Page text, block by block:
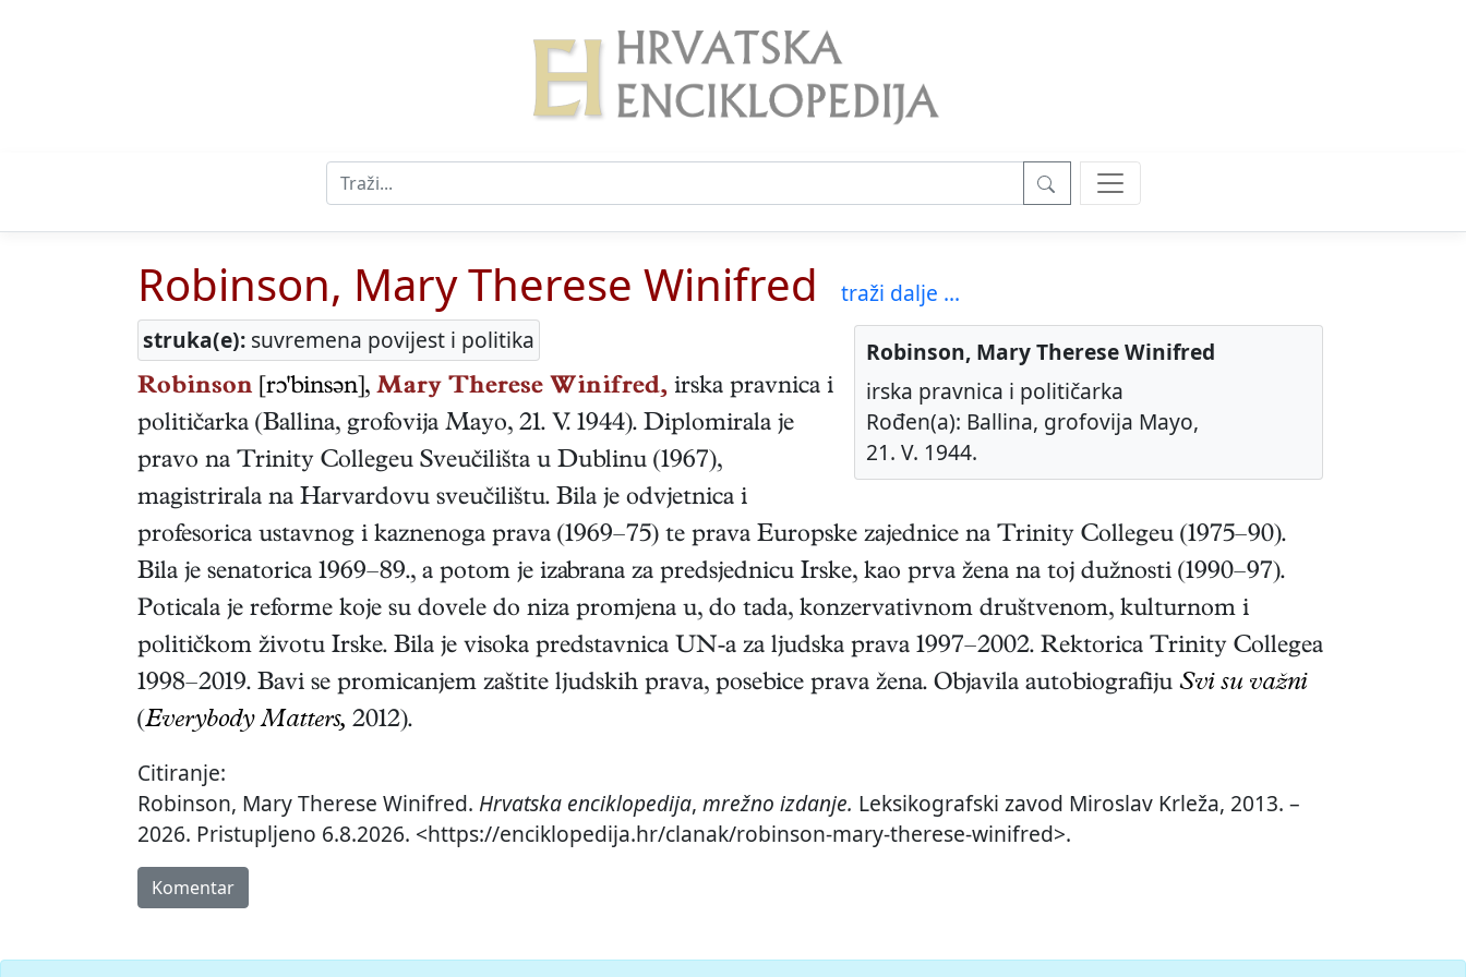
Robinson, Mary Therese Winifred
traži dalje ...
struka(e): suvremena povijest i politika
Robinson, Mary Therese Winifred
irska pravnica i političarka
Rođen(a): Ballina, grofovija Mayo,
21. V. 1944.
Robinson [rɔ'binsən], Mary Therese Winifred, irska pravnica i
političarka (Ballina, grofovija Mayo, 21. V. 1944). Diplomirala je
pravo na Trinity Collegeu Sveučilišta u Dublinu (1967),
magistrirala na Harvardovu sveučilištu. Bila je odvjetnica i
profesorica ustavnog i kaznenoga prava (1969–75) te prava Europske zajednice na Trinity Collegeu (1975–90).
Bila je senatorica 1969–89., a potom je izabrana za predsjednicu Irske, kao prva žena na toj dužnosti (1990–97).
Poticala je reforme koje su dovele do niza promjena u, do tada, konzervativnom društvenom, kulturnom i
političkom životu Irske. Bila je visoka predstavnica UN-a za ljudska prava 1997–2002. Rektorica Trinity Collegea
1998–2019. Bavi se promicanjem zaštite ljudskih prava, posebice prava žena. Objavila autobiografiju Svi su važni
(Everybody Matters, 2012).
Citiranje:
Robinson, Mary Therese Winifred. Hrvatska enciklopedija, mrežno izdanje. Leksikografski zavod Miroslav Krleža, 2013. –
2026. Pristupljeno 6.8.2026. <https://enciklopedija.hr/clanak/robinson-mary-therese-winifred>.
Komentar